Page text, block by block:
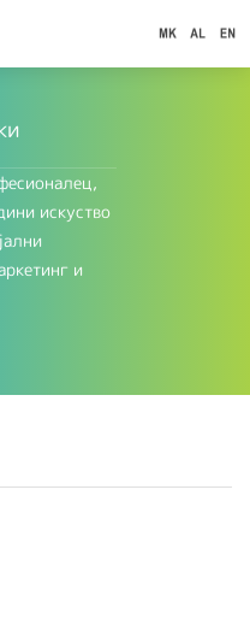
искуство
и